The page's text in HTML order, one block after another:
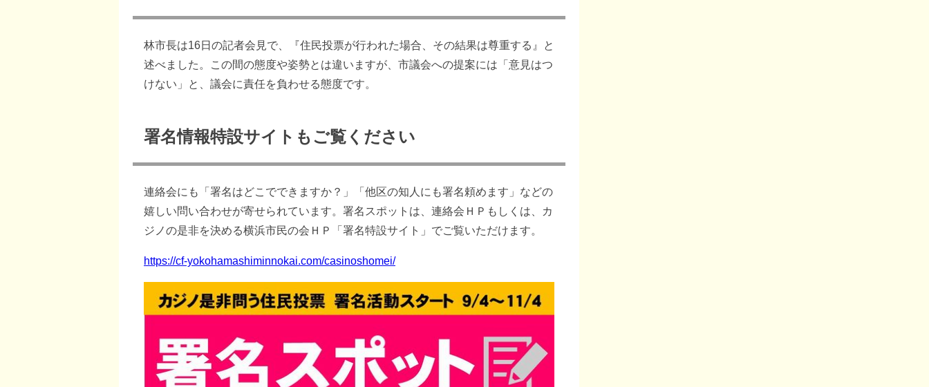
林市長は16日の記者会見で、『住民投票が行われた場合、その結果は尊重する』と
述べました。この間の態度や姿勢とは違いますが、市議会への提案には「意見はつ
けない」と、議会に責任を負わせる態度です。
署名情報特設サイトもご覧ください
連絡会にも「署名はどこでできますか？」「他区の知人にも署名頼めます」などの
嬉しい問い合わせが寄せられています。署名スポットは、連絡会ＨＰもしくは、カ
ジノの是非を決める横浜市民の会ＨＰ「署名特設サイト」でご覧いただけます。
https://cf-yokohamashiminnokai.com/casinoshomei/